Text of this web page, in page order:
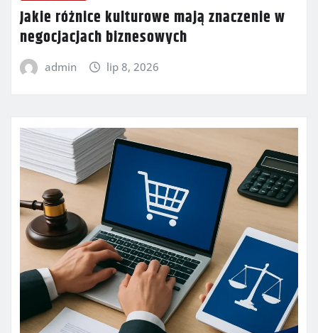
Jakie różnice kulturowe mają znaczenie w
negocjacjach biznesowych
admin lip 8, 2026